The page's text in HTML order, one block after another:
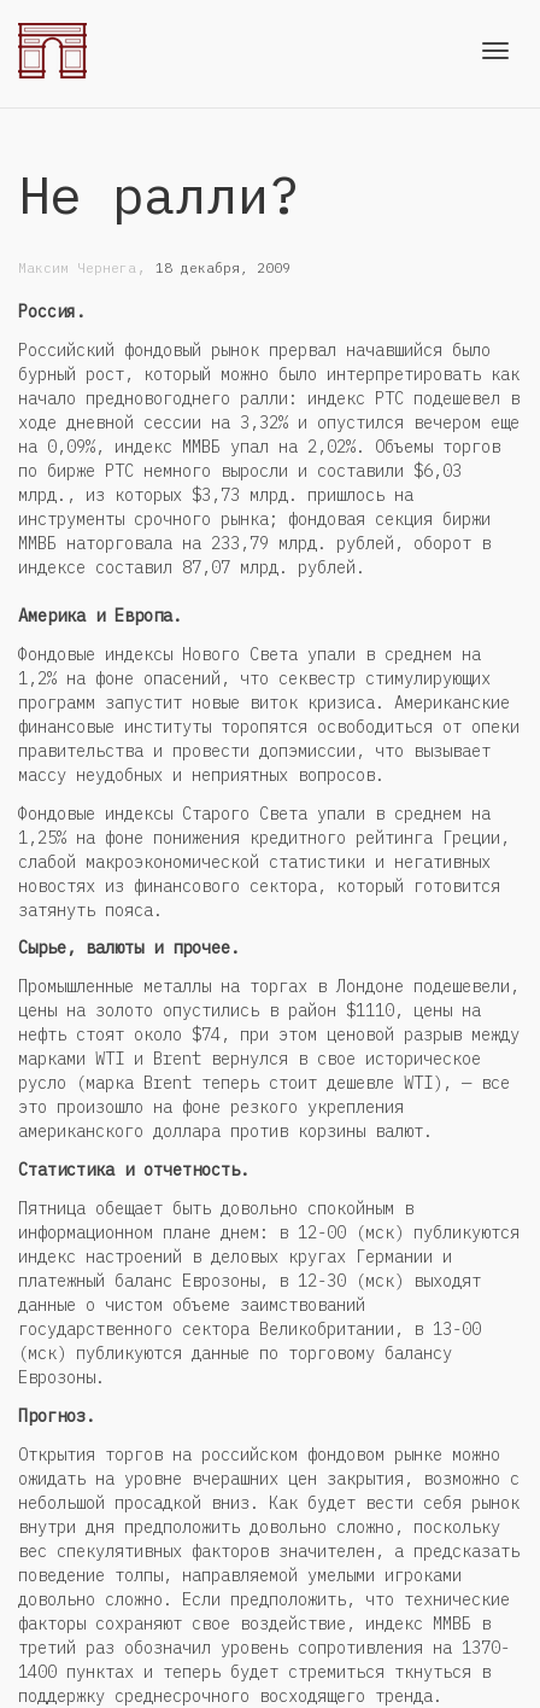
Не ралли?
Максим Чернега , 18 декабря, 2009
Россия.
Российский фондовый рынок прервал начавшийся было
бурный рост, который можно было интерпретировать как
начало предновогоднего ралли: индекс РТС подешевел в
ходе дневной сессии на 3,32% и опустился вечером еще
на 0,09%, индекс ММВБ упал на 2,02%. Объемы торгов
по бирже РТС немного выросли и составили $6,03
млрд., из которых $3,73 млрд. пришлось на
инструменты срочного рынка; фондовая секция биржи
ММВБ наторговала на 233,79 млрд. рублей, оборот в
индексе составил 87,07 млрд. рублей.
Америка и Европа.
Фондовые индексы Нового Света упали в среднем на
1,2% на фоне опасений, что секвестр стимулирующих
программ запустит новые виток кризиса. Американские
финансовые институты торопятся освободиться от опеки
правительства и провести допэмиссии, что вызывает
массу неудобных и неприятных вопросов.
Фондовые индексы Старого Света упали в среднем на
1,25% на фоне понижения кредитного рейтинга Греции,
слабой макроэкономической статистики и негативных
новостях из финансового сектора, который готовится
затянуть пояса.
Сырье, валюты и прочее.
Промышленные металлы на торгах в Лондоне подешевели,
цены на золото опустились в район $1110, цены на
нефть стоят около $74, при этом ценовой разрыв между
марками WTI и Brent вернулся в свое историческое
русло (марка Brent теперь стоит дешевле WTI), — все
это произошло на фоне резкого укрепления
американского доллара против корзины валют.
Статистика и отчетность.
Пятница обещает быть довольно спокойным в
информационном плане днем: в 12-00 (мск) публикуются
индекс настроений в деловых кругах Германии и
платежный баланс Еврозоны, в 12-30 (мск) выходят
данные о чистом объеме заимствований
государственного сектора Великобритании, в 13-00
(мск) публикуются данные по торговому балансу
Еврозоны.
Прогноз.
Открытия торгов на российском фондовом рынке можно
ожидать на уровне вчерашних цен закрытия, возможно с
небольшой просадкой вниз. Как будет вести себя рынок
внутри дня предположить довольно сложно, поскольку
вес спекулятивных факторов значителен, а предсказать
поведение толпы, направляемой умелыми игроками
довольно сложно. Если предположить, что технические
факторы сохраняют свое воздействие, индекс ММВБ в
третий раз обозначил уровень сопротивления на 1370-
1400 пунктах и теперь будет стремиться ткнуться в
поддержку среднесрочного восходящего тренда.